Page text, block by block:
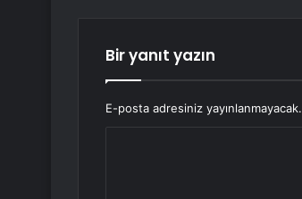
Bir yanıt yazın
E-posta adresiniz yayınlanmayacak.